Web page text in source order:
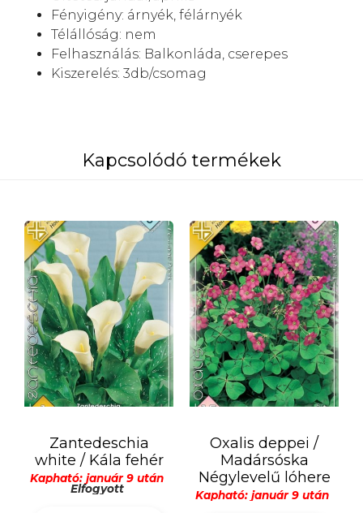
Fényigény: árnyék, félárnyék
Télállóság: nem
Felhasználás: Balkonláda, cserepes
Kiszerelés: 3db/csomag
Kapcsolódó termékek
Zantedeschia
white / Kála fehér
Kapható: január 9 után
Elfogyott
Oxalis deppei /
Madársóska
Négylevelű lóhere
Kapható: január 9 után